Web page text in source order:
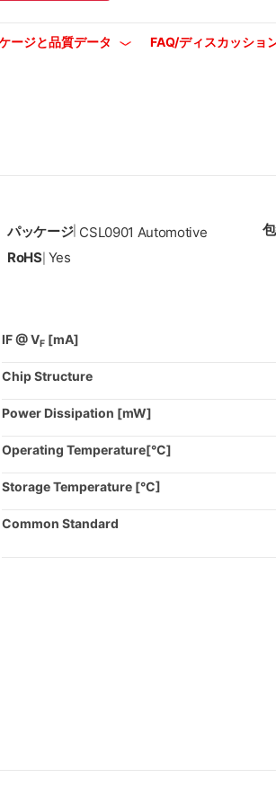
ージと品質データ FAQ/ディスカッショ
パッケージ| CSL0901 Automotive
RoHS| Yes
IF @ VF [mA]
Chip Structure
Power Dissipation [mW]
Operating Temperature[°C]
Storage Temperature [°C]
Common Standard